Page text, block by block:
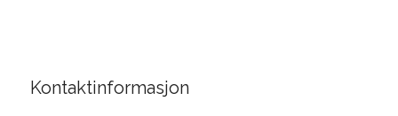
Kontaktinformasjon